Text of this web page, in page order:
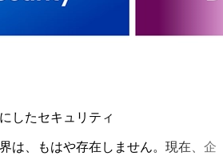
したセキュリティ
は、もはや存在しません。現在、企